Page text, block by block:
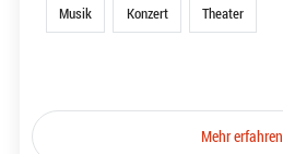
Musik Konzert Theater
Mehr erfahren